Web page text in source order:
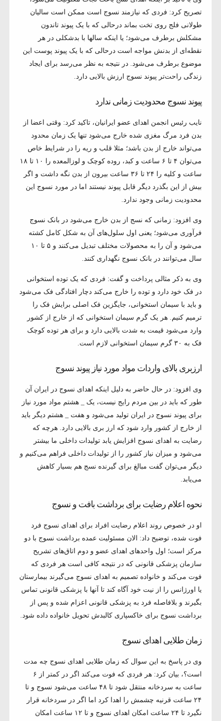
تصریح کرد: فردی که نیازمند نسوج است ممکن است سالیان
طولانی فلج روی تخت بماند درحالی که با یک پیوند تاندون
مشکلش برطرف می‌شود؛ یا اینکه سالها با بدشکلی در هر
نقطه‌ای از بدنش مواجه است درحالی که با یک پیوند پوست این
موضوع برطرف می‌شود. در نتیجه به نظر می‌رسد برای ایجاد
زندگی راحت‌تر پیوند نسوج ارزش بالایی دارد.
پیوند نسوج محدودیت زمانی ندارد
نایب رئیس انجمن اهدای عضو ایرانیان، تاکید کرد: وقتی اعضا از
بدن فرد مرگ مغزی شده خارج می‌شود تنها یک زمان محدود
می‌تواند خارج از بدن باشد؛ مثلا قلب و ریه را در شرایط خاص
می‌توان ۴ تا ۶ ساعت و کبد، روده کوچک و لوزالمعده را ۱۰ تا ۱۸
ساعت و کلیه را ۲۴ تا ۳۶ ساعت بیرون از بدن نگه داشت و اگر
بیش از این بگذرد دیگر قابل پیوند نیستند اما در مورد نسوج این
محدودیت زمانی وجود ندارد.
وی افزود: زمانی که نسج از بدن خارج می‌شود در بانک نسوج
فرآوری می‌شود؛ یعنی اول سلول‌های آن به شکل کامل کشته
می‌شود و آن را به محصولات مختلف تبدیل می‌کنند و ۵ تا ۱۰
سال می‌توانند در بانک نسوج نگهداری کنند.
وی به ذکر مثالی پرداخت و گفت: فردی که یک توده استخوانی
در فک خود دارد و توده را خارج می‌کند دچار افتادگی فک می‌شود
و باید با سیمان استخوانی، جایگزین فک اصلی برایش فک را
ترمیم کنیم. هر یک گرم سیمان استخوانی که از خارج از کشور
وارد می‌شود قیمت به شدت بالایی دارد و برای هر توده کوچک
فک به ۳۰ گرم سیمان استخوانی لازم است.
ارزبری بالای واردات مواد مورد نیاز پیوند نسوج
وی افزود: در حال حاضر به دلیل اینکه اهدای نسوج در ایران آن
طور که باید در بین مردم رایج نیست، یک _ هشتم مواد مورد نیاز
برای پیوند نسوج در ایران تولید می‌شود و هفت _ هشتم دیگر باید
از خارج از کشور وارد شود که ارز بری بالایی دارد. هرچه که
رضایت به اهدای نسوج افزایش یابد تولیدات داخلی ما بیشتر
می‌شود و میزان نیاز کشور را از تولیدات داخلی فراهم می‌کنیم و
دیگر می‌توان گفت مبالغ برای گیرنده نسج هم بسیار کاهش
می‌یابد.
نحوه اعلام رضایت برای برداشت بافت و نسوج
او در خصوص روند اعلام رضایت افراد برای اهدای نسوج فرد
فوت شده،‌ توضیح داد: الان مسئولیت عمده برداشت نسوج با دو
مرکز است؛ اول واحدهای اهدای عضو و دوم اتاق‌های تشریح
سازمان پزشکی قانونی که در نتیجه کافی است هر فردی که
فوت می‌کند و خانواده تصمیم به اهدای نسوج می‌گیرند بیمارستان
یا اورژانس را از نیت خود آگاه کند تا آنها با پزشکی قانونی تماس
بگیرند و بلافاصله فرد به پزشکی قانونی اعزام شده و پس از
برداشت نسوج برای خاکسپاری کالبدش تحویل خانواده داده شود.
زمان طلایی اهدای نسوج
وی در پاسخ به این سوال که زمان طلایی اهدای نسوج چه مدت
است؟، بیان کرد: هر فردی که فوت می‌کند اگر در کمتر از ۶
ساعت به سردخانه منتقل شود تا ۴۸ ساعت می‌شود نسوج و تا
۲۴ ساعت قرنیه چشمش را اهدا کرد اما اگر در سردخانه قرار
نگیرد تا ۲۴ ساعت امکان اهدای نسوج و تا ۱۲ ساعت امکان